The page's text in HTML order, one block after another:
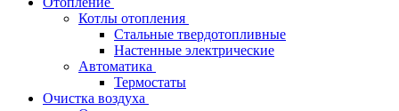
Котлы отопления
Стальные твердотопливные
Настенные электрические
Автоматика
Термостаты
Очистка воздуха